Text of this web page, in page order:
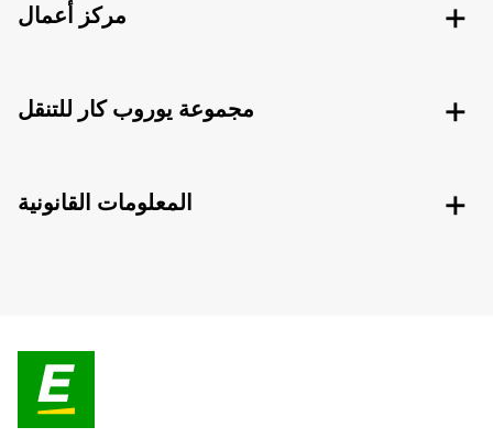
مركز أعمال
مجموعة يوروب كار للتنقل
المعلومات القانونية